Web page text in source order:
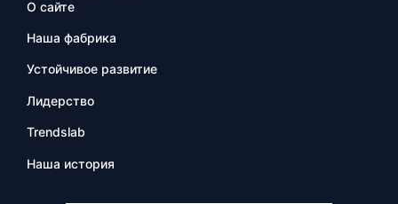
О сайте
Наша фабрика
Устойчивое развитие
Лидерство
Trendslab
Наша история